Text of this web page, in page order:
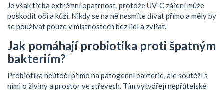
Je však třeba extrémní opatrnost, protože UV-C záření může
poškodit oči a kůži. Nikdy se na ně nesmíte dívat přímo a měly by
se používat pouze v místnostech bez lidí a zvířat.
Jak pomáhají probiotika proti špatným
bakteriím?
Probiotika neútočí přímo na patogenní bakterie, ale soutěží s
nimi o živiny a prostor ve střevech. Tím vytvářejí nepřátelské